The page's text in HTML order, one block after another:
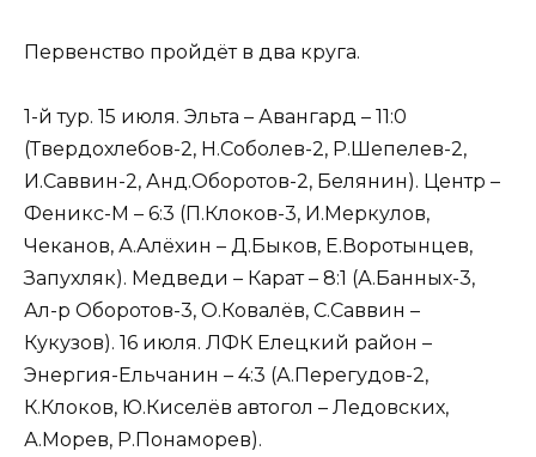
Первенство пройдёт в два круга.
1-й тур. 15 июля. Эльта – Авангард – 11:0
(Твердохлебов-2, Н.Соболев-2, Р.Шепелев-2,
И.Саввин-2, Анд.Оборотов-2, Белянин). Центр –
Феникс-М – 6:3 (П.Клоков-3, И.Меркулов,
Чеканов, А.Алёхин – Д.Быков, Е.Воротынцев,
Запухляк). Медведи – Карат – 8:1 (А.Банных-3,
Ал-р Оборотов-3, О.Ковалёв, С.Саввин –
Кукузов). 16 июля. ЛФК Елецкий район –
Энергия-Ельчанин – 4:3 (А.Перегудов-2,
К.Клоков, Ю.Киселёв автогол – Ледовских,
А.Морев, Р.Понаморев).